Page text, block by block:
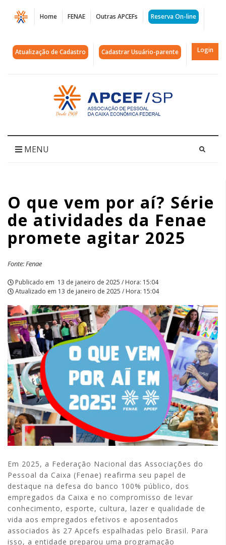
Página
que
de
Fenae
promete
agitar
2025
|
APCEF/SP
Home FENAE Outras APCEFs Reserva On-line
Atualização de Cadastro Cadastrar Usuário-parente Login
Acessar
página
inicial
MENU
O que vem por aí? Série
de atividades da Fenae
promete agitar 2025
Fonte: Fenae
Publicado em 13 de janeiro de 2025 / Hora: 15:04
Atualizado em 13 de janeiro de 2025 / Hora: 15:04
Em 2025, a Federação Nacional das Associações do
Pessoal da Caixa (Fenae) reafirma seu papel de
destaque na defesa do banco 100% público, dos
empregados da Caixa e no compromisso de levar
conhecimento, esporte, cultura, lazer e qualidade de
vida aos empregados efetivos e aposentados
associados às 27 Apcefs espalhadas pelo Brasil. Para
isso, a entidade preparou uma programação